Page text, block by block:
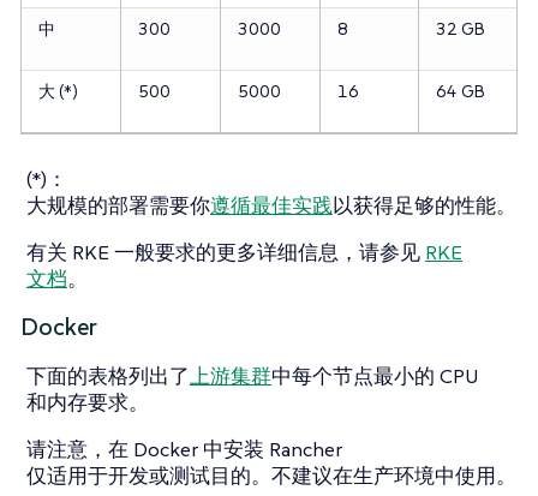
中 300 3000 8 32 GB
大 (*) 500 5000 16 64 GB
(*)：
大规模的部署需要你遵循最佳实践以获得足够的性能。
有关 RKE 一般要求的更多详细信息，请参见 RKE
文档。
Docker
下面的表格列出了上游集群中每个节点最小的 CPU
和内存要求。
请注意，在 Docker 中安装 Rancher
仅适用于开发或测试目的。不建议在生产环境中使用。